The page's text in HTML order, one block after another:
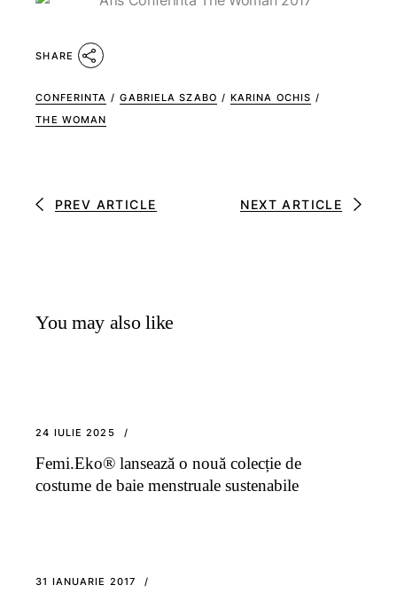
SHARE
CONFERINTA / GABRIELA SZABO / KARINA OCHIS /
THE WOMAN
PREV ARTICLE NEXT ARTICLE
You may also like
24 IULIE 2025
Femi.Eko® lansează o nouă colecție de
costume de baie menstruale sustenabile
31 IANUARIE 2017